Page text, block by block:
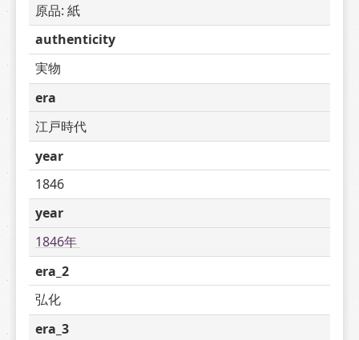
原品: 紙
authenticity
実物
era
江戸時代
year
1846
year
1846年
era_2
弘化
era_3